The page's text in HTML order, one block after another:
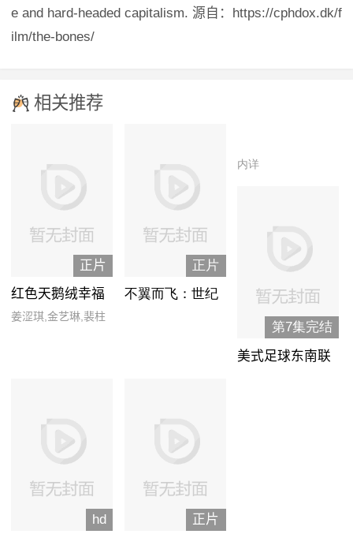
e and hard-headed capitalism. 源自：https://cphdox.dk/f
ilm/the-bones/
相关推荐
正片
红色天鹅绒幸福
日记：我亲爱的
姜涩琪,金艺琳,裴柱
正片
不翼而飞：世纪
内详
第7集完结
美式足球东南联
hd 正片